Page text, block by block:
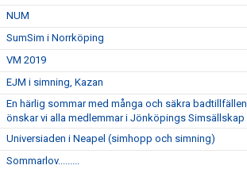
NUM
SumSim i Norrköping
VM 2019
EJM i simning, Kazan
En härlig sommar med många och säkra badtillfällen
önskar vi alla medlemmar i Jönköpings Simsällskap
Universiaden i Neapel (simhopp och simning)
Sommarlov.........